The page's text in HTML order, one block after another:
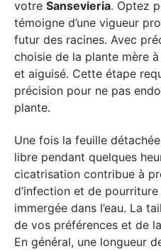
votre Sansevieria. Optez
témoigne d’une vigueur
futur des racines. Avec
choisie de la plante mère à
et aiguisé. Cette étape
précision pour ne pas
plante.
Une fois la feuille
libre pendant quelques
cicatrisation contribue à
d’infection et de
immergée dans l’eau. La
de vos préférences et de
En général, une longueur